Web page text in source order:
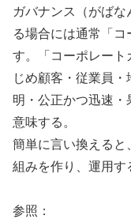
ガバナンス（がば
る場合には通常「
す。「コーポレート
じめ顧客・従業員
明・公正かつ迅速
意味する。
簡単に言い換えると
組みを作り、運用す
参照：